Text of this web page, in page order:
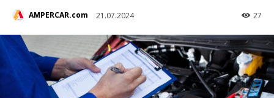
AMPERCAR.com 21.07.2024 27